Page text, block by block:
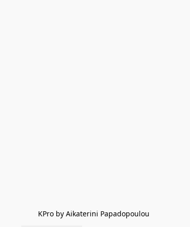
KPro by Aikaterini Papadopoulou